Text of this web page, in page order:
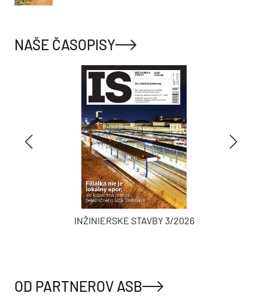
NAŠE ČASOPISY
INŽINIERSKE STAVBY 3/2026
OD PARTNEROV ASB